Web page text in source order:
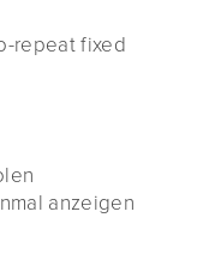
repeat fixed
anzeigen